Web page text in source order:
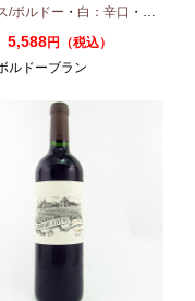
ィニオンブラン
/ボルドー ・ 白：辛口 ・ セミヨン
5,588円（税込）
ルドーブラン